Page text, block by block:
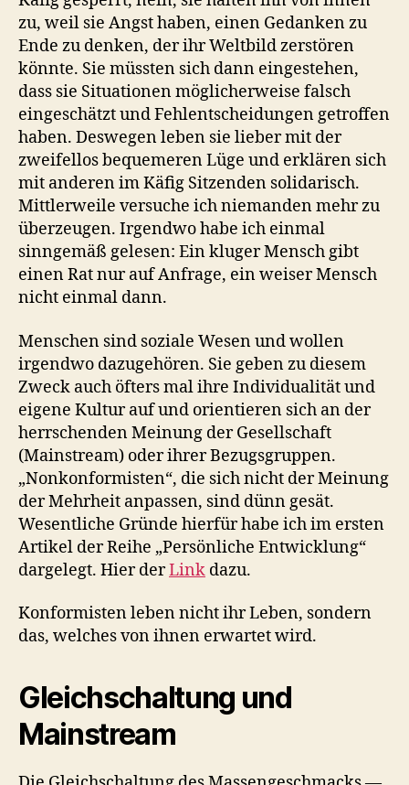
zu, weil sie Angst haben, einen Gedanken zu
Ende zu denken, der ihr Weltbild zerstören
könnte. Sie müssten sich dann eingestehen,
dass sie Situationen möglicherweise falsch
eingeschätzt und Fehlentscheidungen getroffen
haben. Deswegen leben sie lieber mit der
zweifellos bequemeren Lüge und erklären sich
mit anderen im Käfig Sitzenden solidarisch.
Mittlerweile versuche ich niemanden mehr zu
überzeugen. Irgendwo habe ich einmal
sinngemäß gelesen: Ein kluger Mensch gibt
einen Rat nur auf Anfrage, ein weiser Mensch
nicht einmal dann.
Menschen sind soziale Wesen und wollen
irgendwo dazugehören. Sie geben zu diesem
Zweck auch öfters mal ihre Individualität und
eigene Kultur auf und orientieren sich an der
herrschenden Meinung der Gesellschaft
(Mainstream) oder ihrer Bezugsgruppen.
„Nonkonformisten“, die sich nicht der Meinung
der Mehrheit anpassen, sind dünn gesät.
Wesentliche Gründe hierfür habe ich im ersten
Artikel der Reihe „Persönliche Entwicklung“
dargelegt. Hier derLink dazu.
Konformisten leben nicht ihr Leben, sondern
das, welches von ihnen erwartet wird.
Gleichschaltung und
Mainstream